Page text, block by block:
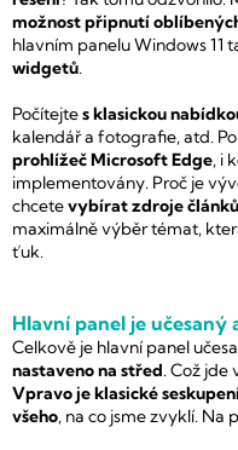
možnost připnutí
hlavním panelu Windows 11
widgetů.
Počítejtes klasickou
kalendář a fotografie, atd.
prohlížeč Microsoft Edge, i
implementovány. Proč je
chcetevybírat zdroje
maximálně výběr témat,
ťuk.
Hlavní panel je učesaný
Celkově je hlavní panel
nastaveno na střed. Což jde
Vpravo je klasické
všeho, na co jsme zvyklí.